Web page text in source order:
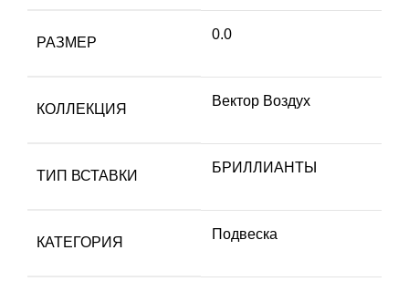
РАЗМЕР
0.0
КОЛЛЕКЦИЯ
Вектор Воздух
ТИП ВСТАВКИ
БРИЛЛИАНТЫ
КАТЕГОРИЯ
Подвеска